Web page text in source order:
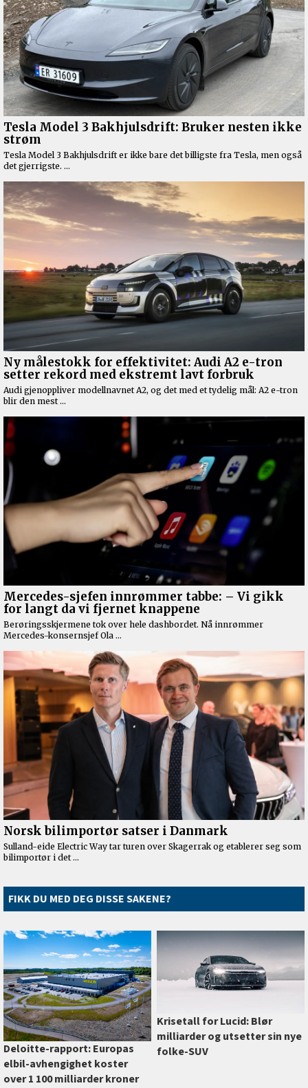
FIKK DU MED DEG DISSE SAKENE?
Deloitte-rapport: Europas
elbil-avhengighet koster
over 1 100 milliarder kroner
Krisetall for Lucid: Blør
milliarder og utsetter sin nye
folke-SUV